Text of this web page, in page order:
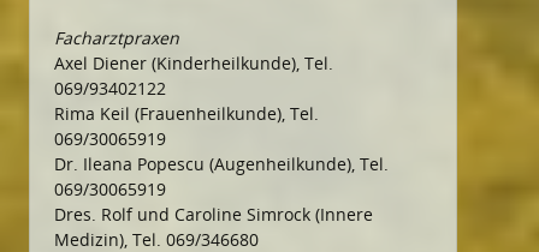
Facharztpraxen
Axel Diener (Kinderheilkunde), Tel.
069/93402122
Rima Keil (Frauenheilkunde), Tel.
069/30065919
Dr. Ileana Popescu (Augenheilkunde), Tel.
069/30065919
Dres. Rolf und Caroline Simrock (Innere
Medizin), Tel. 069/346680